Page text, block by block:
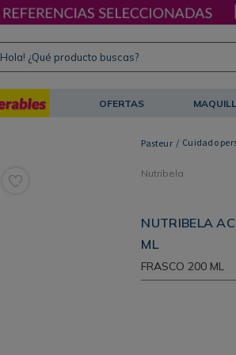
¿Qué producto buscas?
OFERTAS
Cuidado
Nutribela
NUTRIBELA
ML
FRASCO 200 ML